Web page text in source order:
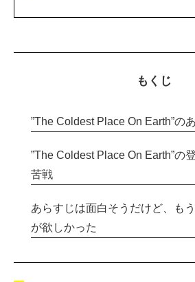
もくじ
”The Coldest Place On Earth”の
”The Coldest Place On Earth”の
苦戦
あらすじは面白そうだけど、も
が欲しかった